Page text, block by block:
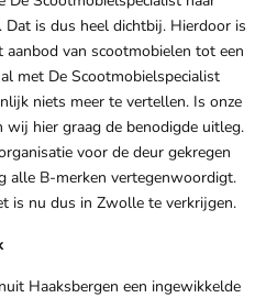
Bekijk
is dus heel dichtbij. Hierdoor is
van scootmobielen tot een
met De Scootmobielspecialist
niets meer te vertellen. Is onze
wij hier graag de benodigde uitleg.
voor de deur gekregen
alle B-merken vertegenwoordigt.
is nu dus in Zwolle te verkrijgen.
Haaksbergen een ingewikkelde